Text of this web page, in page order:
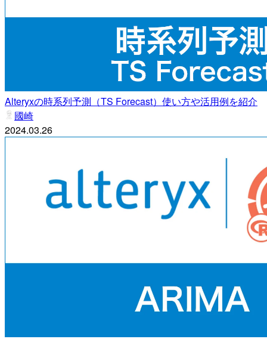
Alteryxの時系列予測（TS Forecast）使い方や活用例を紹介
國崎
2024.03.26